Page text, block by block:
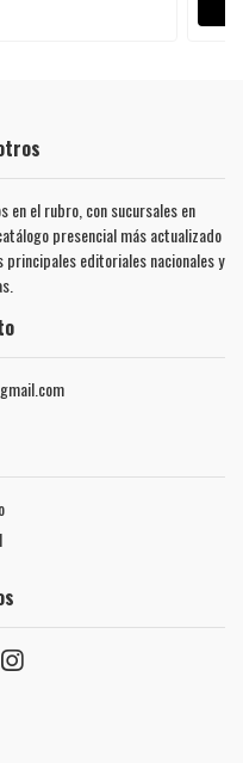
en el rubro, con sucursales en
presencial más actualizado
principales editoriales nacionales y